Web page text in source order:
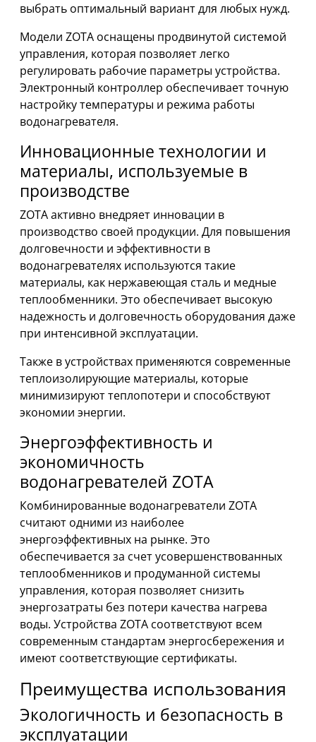
выбрать оптимальный вариант для любых нужд.
Модели ZOTA оснащены продвинутой системой
управления, которая позволяет легко
регулировать рабочие параметры устройства.
Электронный контроллер обеспечивает точную
настройку температуры и режима работы
водонагревателя.
Инновационные технологии и
материалы, используемые в
производстве
ZOTA активно внедряет инновации в
производство своей продукции. Для повышения
долговечности и эффективности в
водонагревателях используются такие
материалы, как нержавеющая сталь и медные
теплообменники. Это обеспечивает высокую
надежность и долговечность оборудования даже
при интенсивной эксплуатации.
Также в устройствах применяются современные
теплоизолирующие материалы, которые
минимизируют теплопотери и способствуют
экономии энергии.
Энергоэффективность и
экономичность
водонагревателей ZOTA
Комбинированные водонагреватели ZOTA
считают одними из наиболее
энергоэффективных на рынке. Это
обеспечивается за счет усовершенствованных
теплообменников и продуманной системы
управления, которая позволяет снизить
энергозатраты без потери качества нагрева
воды. Устройства ZOTA соответствуют всем
современным стандартам энергосбережения и
имеют соответствующие сертификаты.
Преимущества использования
Экологичность и безопасность в
эксплуатации